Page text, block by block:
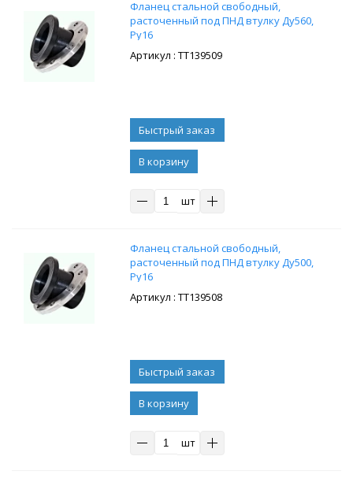
Фланец стальной свободный,
расточенный под ПНД втулку Ду560,
Ру16
: ТТ139509
В корзину
шт
Фланец стальной свободный,
расточенный под ПНД втулку Ду500,
Ру16
: ТТ139508
В корзину
шт